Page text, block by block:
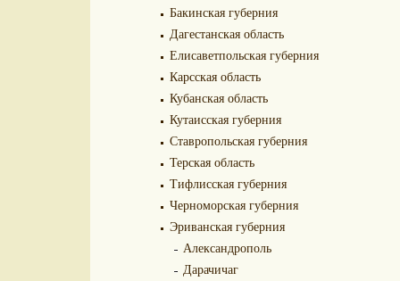
Бакинская губерния
Дагестанская область
Елисаветпольская губерния
Карсская область
Кубанская область
Кутаисская губерния
Ставропольская губерния
Терская область
Тифлисская губерния
Черноморская губерния
Эриванская губерния
Александрополь
Дарачичаг